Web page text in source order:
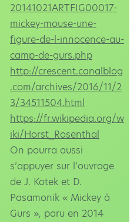
20141021ARTFIG00017-
mickey-mouse-une-
figure-de-l-innocence-au-
camp-de-gurs.php
http://crescent.canalblog
.com/archives/2016/11/2
3/34511504.html
https://fr.wikipedia.org/w
iki/Horst_Rosenthal
On pourra aussi
s’appuyer sur l’ouvrage
de J. Kotek et D.
Pasamonik « Mickey à
Gurs », paru en 2014